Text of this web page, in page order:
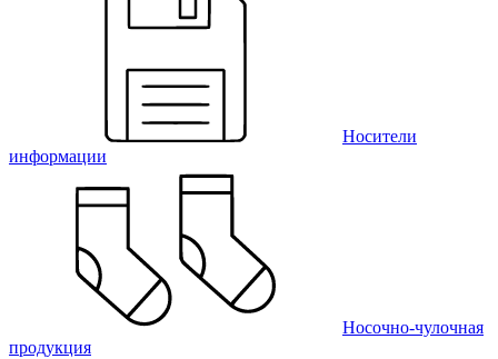
Носители
информации
Носочно-чулочная
продукция